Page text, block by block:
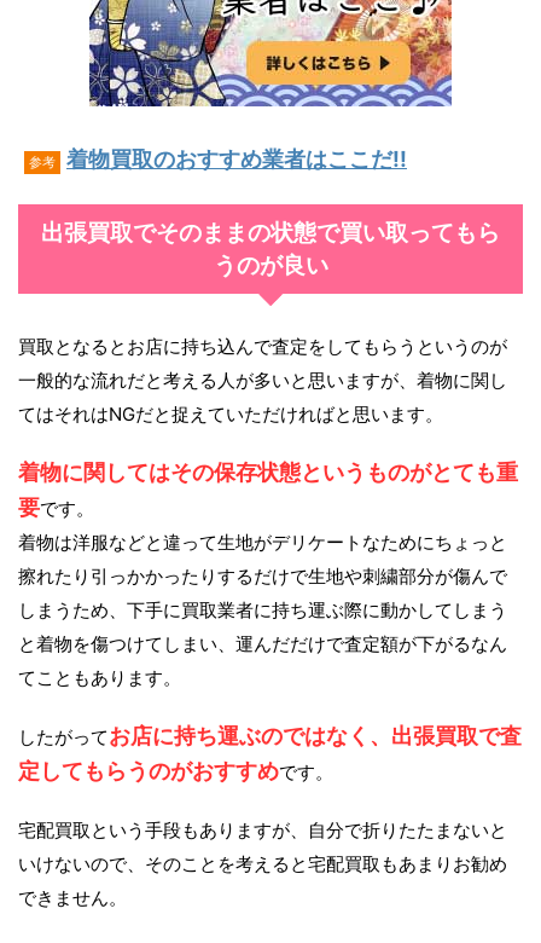
参考 着物買取のおすすめ業者はここだ!!
出張買取でそのままの状態で買い取ってもら
うのが良い
買取となるとお店に持ち込んで査定をしてもらうというのが
一般的な流れだと考える人が多いと思いますが、着物に関し
てはそれはNGだと捉えていただければと思います。
着物に関してはその保存状態というものがとても重
要です。
着物は洋服などと違って生地がデリケートなためにちょっと
擦れたり引っかかったりするだけで生地や刺繍部分が傷んで
しまうため、下手に買取業者に持ち運ぶ際に動かしてしまう
と着物を傷つけてしまい、運んだだけで査定額が下がるなん
てこともあります。
したがってお店に持ち運ぶのではなく、出張買取で査
定してもらうのがおすすめです。
宅配買取という手段もありますが、自分で折りたたまないと
いけないので、そのことを考えると宅配買取もあまりお勧め
できません。